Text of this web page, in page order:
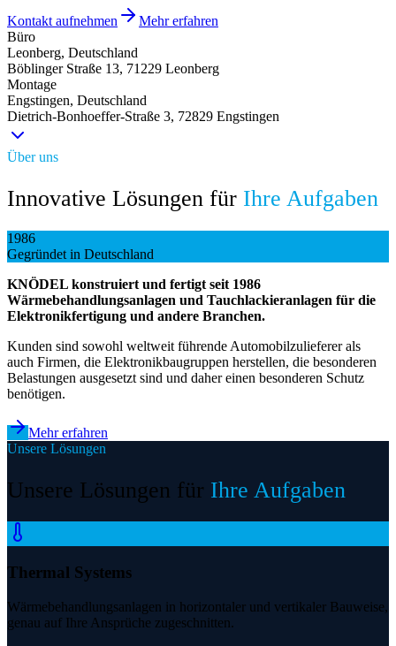
Kontakt aufnehmen
Mehr erfahren
Büro
Leonberg, Deutschland
Böblinger Straße 13, 71229 Leonberg
Montage
Engstingen, Deutschland
Dietrich-Bonhoeffer-Straße 3, 72829 Engstingen
Über uns
Innovative Lösungen für Ihre Aufgaben
1986
Gegründet in Deutschland
KNÖDEL konstruiert und fertigt seit 1986
Wärmebehandlungsanlagen und Tauchlackieranlagen für die
Elektronikfertigung und andere Branchen.
Kunden sind sowohl weltweit führende Automobilzulieferer als
auch Firmen, die Elektronikbaugruppen herstellen, die besonderen
Belastungen ausgesetzt sind und daher einen besonderen Schutz
benötigen.
Mehr erfahren
Unsere Lösungen
Unsere Lösungen für Ihre Aufgaben
Thermal Systems
Wärmebehandlungsanlagen in horizontaler und vertikaler Bauweise,
genau auf Ihre Ansprüche zugeschnitten.